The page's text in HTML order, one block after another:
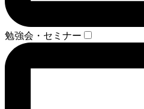
勉強会・セミナー